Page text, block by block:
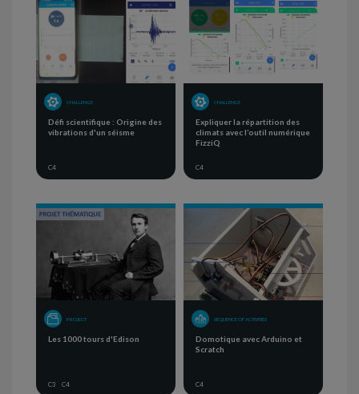
CHALLENGE
Défi scientifique : Origine des
vibrations d'un séisme
C4
CHALLENGE
Expliquer la répartition des
climats avec l’outil numérique
FizziQ
C4
PROJECT
Les 1000 tours d'Edison
C3 C4
SEQUENCE OF ACTIVITIES
Domotique avec Arduino et
Scratch
C4